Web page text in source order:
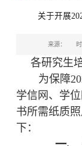
关于开展
来源：
各研究生
为保障
学信网、学
书所需纸质
下：